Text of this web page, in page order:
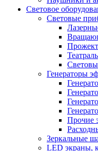
Световое
Световые
Генераторы
Прочие
Зеркальные
LED экраны,